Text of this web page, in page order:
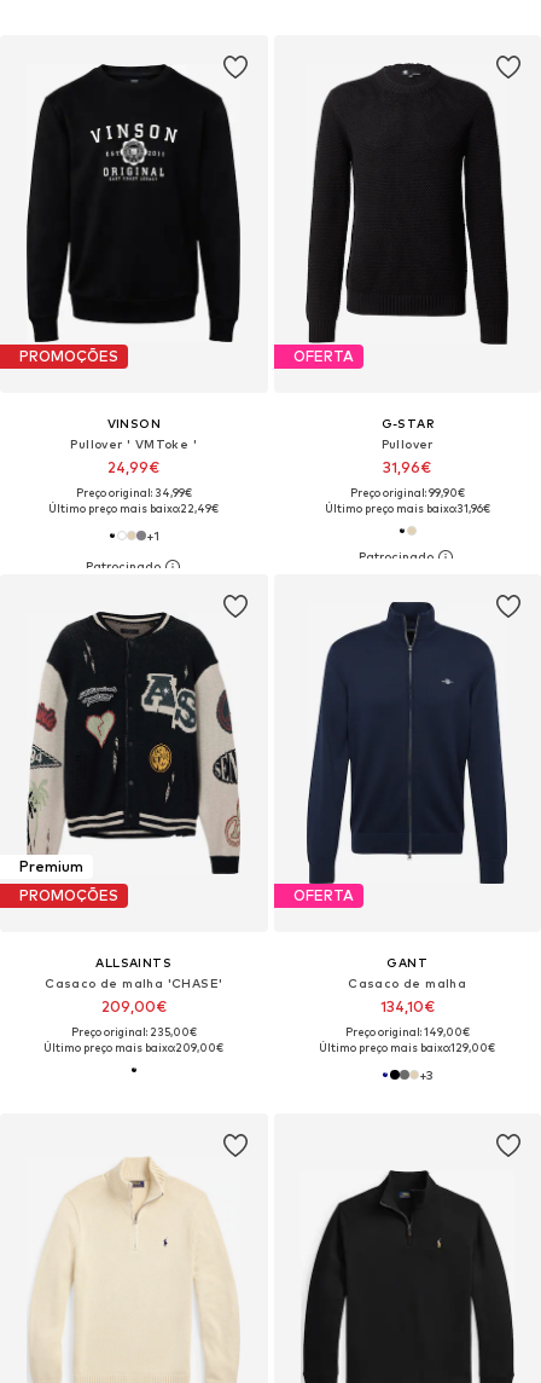
PROMOÇÕES
VINSON
Pullover ' VMToke '
24,99€
Preço original: 34,99€
Último preço mais baixo:22,49€
+1
OFERTA
G-STAR
Pullover
31,96€
Preço original: 99,90€
Último preço mais baixo:31,96€
Premium
PROMOÇÕES
ALLSAINTS
Casaco de malha 'CHASE'
209,00€
Preço original: 235,00€
Último preço mais baixo:209,00€
OFERTA
GANT
Casaco de malha
134,10€
Preço original: 149,00€
Último preço mais baixo:129,00€
+3